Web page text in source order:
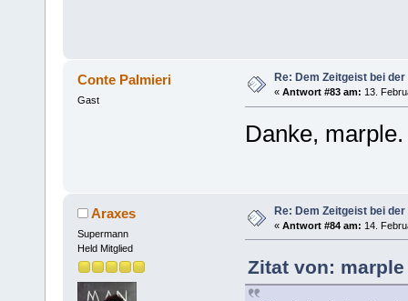
Conte Palmieri
Gast
Re: Dem Zeitgeist bei
« Antwort #83 am: 13.
Danke, marple.
Araxes
Supermann
Held Mitglied
Re: Dem Zeitgeist bei
« Antwort #84 am: 14.
Zitat von: marple